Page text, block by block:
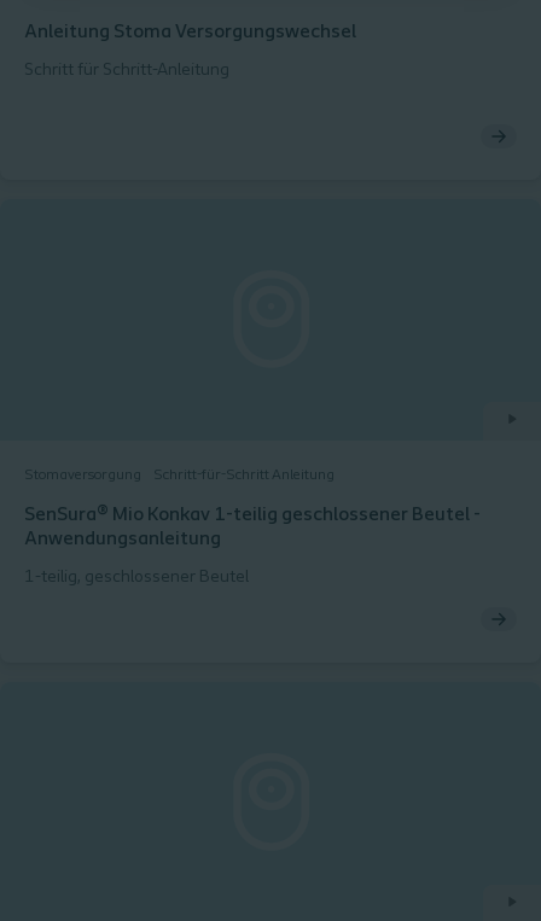
Anleitung Stoma Versorgungswechsel
Schritt für Schritt-Anleitung
Stomaversorgung Schritt-für-Schritt Anleitung
SenSura® Mio Konkav 1-teilig geschlossener Beutel -
Anwendungsanleitung
1-teilig, geschlossener Beutel